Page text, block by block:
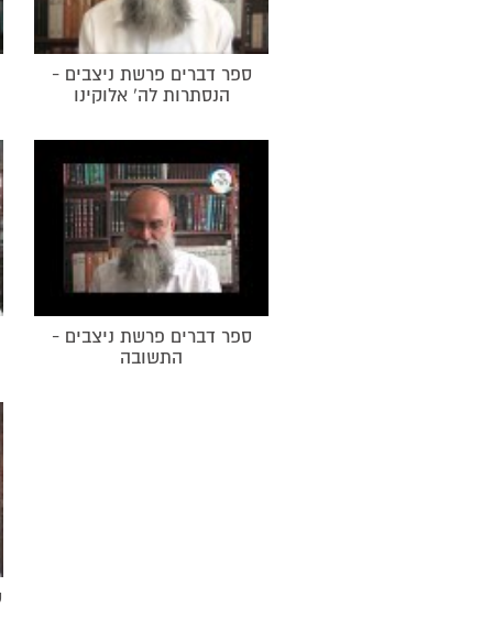
ספר דברים פרשת ניצבים -
הנסתרות לה' אלוקינו
ספר דברים פרשת ניצבים -
התשובה